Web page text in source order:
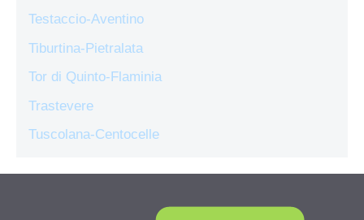
Testaccio-Aventino
Tiburtina-Pietralata
Tor di Quinto-Flaminia
Trastevere
Tuscolana-Centocelle